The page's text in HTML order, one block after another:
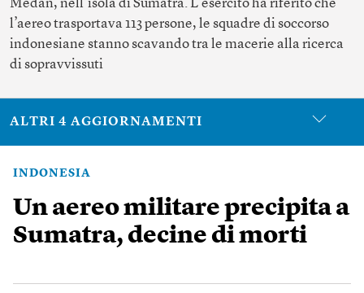
Medan, nell’isola di Sumatra. L’esercito ha riferito che
l’aereo trasportava 113 persone, le squadre di soccorso
indonesiane stanno scavando tra le macerie alla ricerca
di sopravvissuti
ALTRI 4 AGGIORNAMENTI
INDONESIA
Un aereo militare precipita a
Sumatra, decine di morti